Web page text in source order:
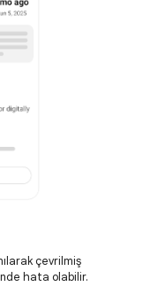
çevrilmiş
hata olabilir.